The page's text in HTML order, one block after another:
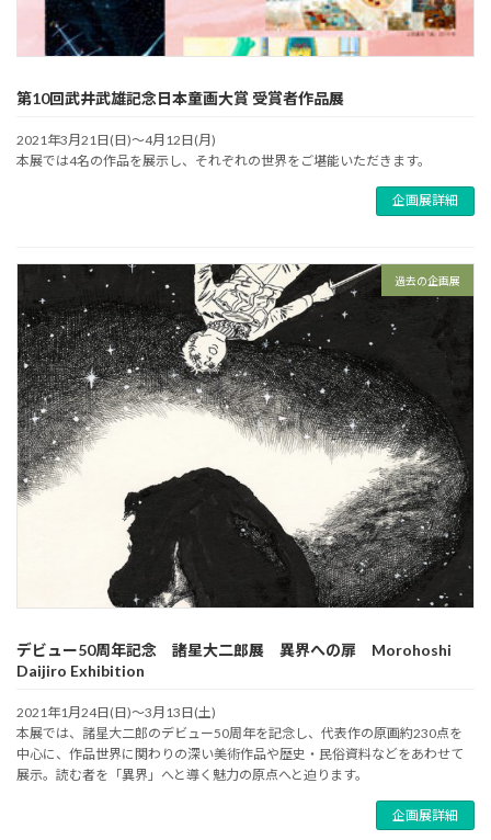
第10回武井武雄記念日本童画大賞 受賞者作品展
2021年3月21日(日)～4月12日(月)
本展では4名の作品を展示し、それぞれの世界をご堪能いただきます。
企画展詳細
過去の企画展
デビュー50周年記念 諸星大二郎展 異界への扉 Morohoshi
Daijiro Exhibition
2021年1月24日(日)～3月13日(土)
本展では、諸星大二郎のデビュー50周年を記念し、代表作の原画約230点を
中心に、作品世界に関わりの深い美術作品や歴史・民俗資料などをあわせて
展示。読む者を「異界」へと導く魅力の原点へと迫ります。
企画展詳細